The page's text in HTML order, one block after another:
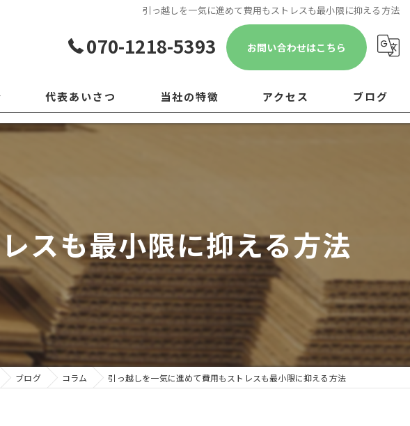
引っ越しを一気に進めて費用もストレスも最小限に抑える方法
070-1218-5393 お問い合わせはこちら
代表あいさつ 当社の特徴
片付け
ゴミ屋敷
アクセス ブログ
スも最小限に抑える方法
ブログ コラム 引っ越しを一気に進めて費用もストレスも最小限に抑える方法